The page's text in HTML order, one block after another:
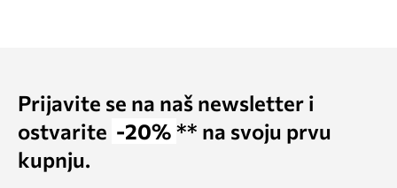
Prijavite se na naš newsletter i
ostvarite -20% ** na svoju prvu
kupnju.